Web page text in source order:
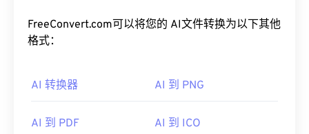
FreeConvert.com可以将您的 AI文件转换为以下其他
格式：
AI 转换器 AI 到 PNG
AI 到 PDF AI 到 ICO